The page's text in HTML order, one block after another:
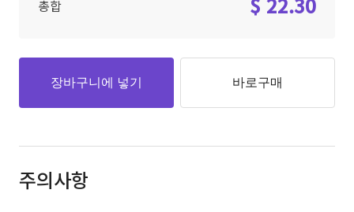
총합
장바구니에 넣기 바로구매
주의사항